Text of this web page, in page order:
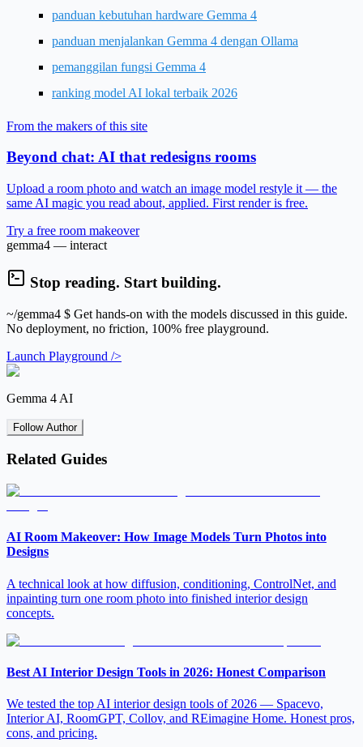
panduan kebutuhan hardware Gemma 4
panduan menjalankan Gemma 4 dengan Ollama
pemanggilan fungsi Gemma 4
ranking model AI lokal terbaik 2026
From the makers of this site
Beyond chat: AI that redesigns rooms
Upload a room photo and watch an image model restyle it — the
same AI magic you read about, applied. First render is free.
Try a free room makeover
gemma4 — interact
Stop reading. Start building.
~/gemma4 $ Get hands-on with the models discussed in this guide.
No deployment, no friction, 100% free playground.
Launch Playground />
Gemma 4 AI
Follow Author
Related Guides
AI Room Makeover: How Image Models Turn Photos into
Designs
A technical look at how diffusion, conditioning, ControlNet, and
inpainting turn one room photo into finished interior design
concepts.
Best AI Interior Design Tools in 2026: Honest Comparison
We tested the top AI interior design tools of 2026 — Spacevo,
Interior AI, RoomGPT, Collov, and REimagine Home. Honest pros,
cons, and pricing.